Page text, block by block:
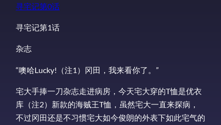
寻宅记第0话
寻宅记第1话
杂志
“噢哈Lucky!（注1）冈田，我来看你了。”
宅大手捧一刀杂志走进病房，今天宅大穿的T恤是优衣
库（注2）新款的海贼王T恤，虽然宅大一直来探病，
不过冈田还是不习惯宅大如今俊朗的外表下如此宅气的